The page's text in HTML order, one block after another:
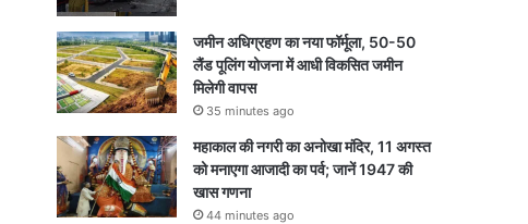
जमीन अधिग्रहण का नया फॉर्मूला, 50-50
लैंड पूलिंग योजना में आधी विकसित जमीन
मिलेगी वापस
35 minutes ago
महाकाल की नगरी का अनोखा मंदिर, 11 अगस्त
को मनाएगा आजादी का पर्व; जानें 1947 की
खास गणना
44 minutes ago